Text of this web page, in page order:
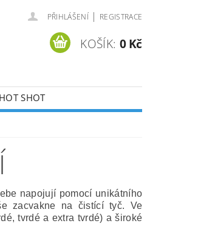
PŘIHLÁŠENÍ | REGISTRACE
KOŠÍK: 0 Kč
SHOT
napojují pomocí unikátního
zacvakne na čistící tyč. Ve
tvrdé a extra tvrdé) a široké